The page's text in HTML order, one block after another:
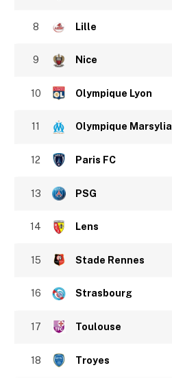
8 Lille
9 Nice
10 Olympique Lyon
11 Olympique Marsylia
12 Paris FC
13 PSG
14 Lens
15 Stade Rennes
16 Strasbourg
17 Toulouse
18 Troyes